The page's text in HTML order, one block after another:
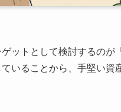
ットとして検討するのが
いることから、手堅い資